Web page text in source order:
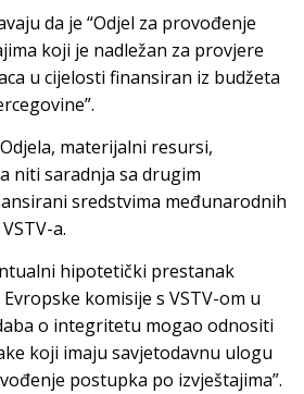
da je “Odjel za provođenje
koji je nadležan za provjere
u cijelosti finansiran iz budžeta
materijalni resursi,
niti saradnja sa drugim
sredstvima međunarodnih
a.
hipotetički prestanak
komisije s VSTV-om u
o integritetu mogao odnositi
koji imaju savjetodavnu ulogu
postupka po izvještajima”.